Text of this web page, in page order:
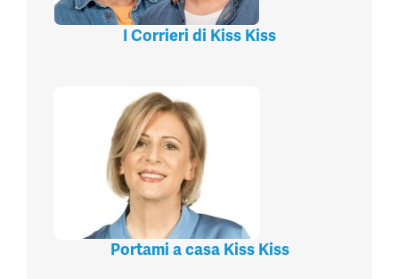
I Corrieri di Kiss Kiss
Portami a casa Kiss Kiss